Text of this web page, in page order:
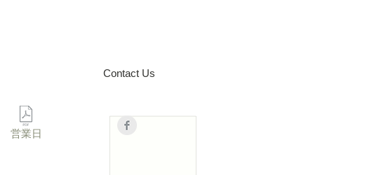
Contact Us
営業日